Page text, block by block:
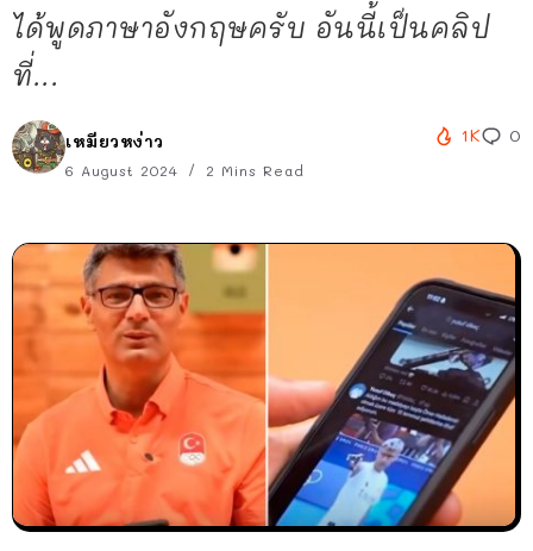
ได้พูดภาษาอังกฤษครับ อันนี้เป็นคลิป
ที่...
เหมียวหง่าว
6 August 2024 2 Mins Read
1K 0